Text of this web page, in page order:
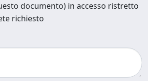
documento) in accesso ristretto
richiesto